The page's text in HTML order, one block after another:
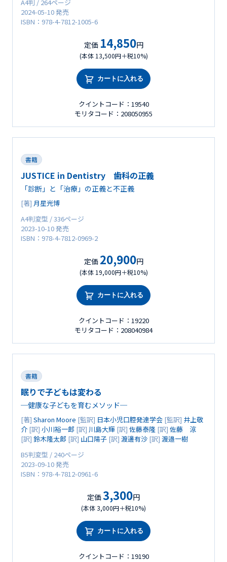
A4判 / 264ページ
2024-05-10 発売
ISBN：978-4-7812-1005-6
定価 14,850円
(本体 13,500円＋税10%)
カートに入れる
クイントコード：19540
モリタコード：208050955
書籍
JUSTICE in Dentistry 歯科の正義
「診断」と「治療」の正義と不正義
[著] 月星光博
A4判変型 / 336ページ
2023-10-10 発売
ISBN：978-4-7812-0969-2
定価 20,900円
(本体 19,000円＋税10%)
カートに入れる
クイントコード：19220
モリタコード：208040984
書籍
眠りで子どもは変わる
─健康な子どもを育むメソッド─
[著] Sharon Moore [監訳] 日本小児口腔発達学会 [監訳] 井上敬
介 [訳] 小川裕一郎 [訳] 川島大輝 [訳] 佐藤泰隆 [訳] 佐藤 涼
[訳] 鈴木隆太郎 [訳] 山口陽子 [訳] 渡邊有沙 [訳] 渡邉一樹
B5判変型 / 240ページ
2023-09-10 発売
ISBN：978-4-7812-0961-6
定価 3,300円
(本体 3,000円＋税10%)
カートに入れる
クイントコード：19190